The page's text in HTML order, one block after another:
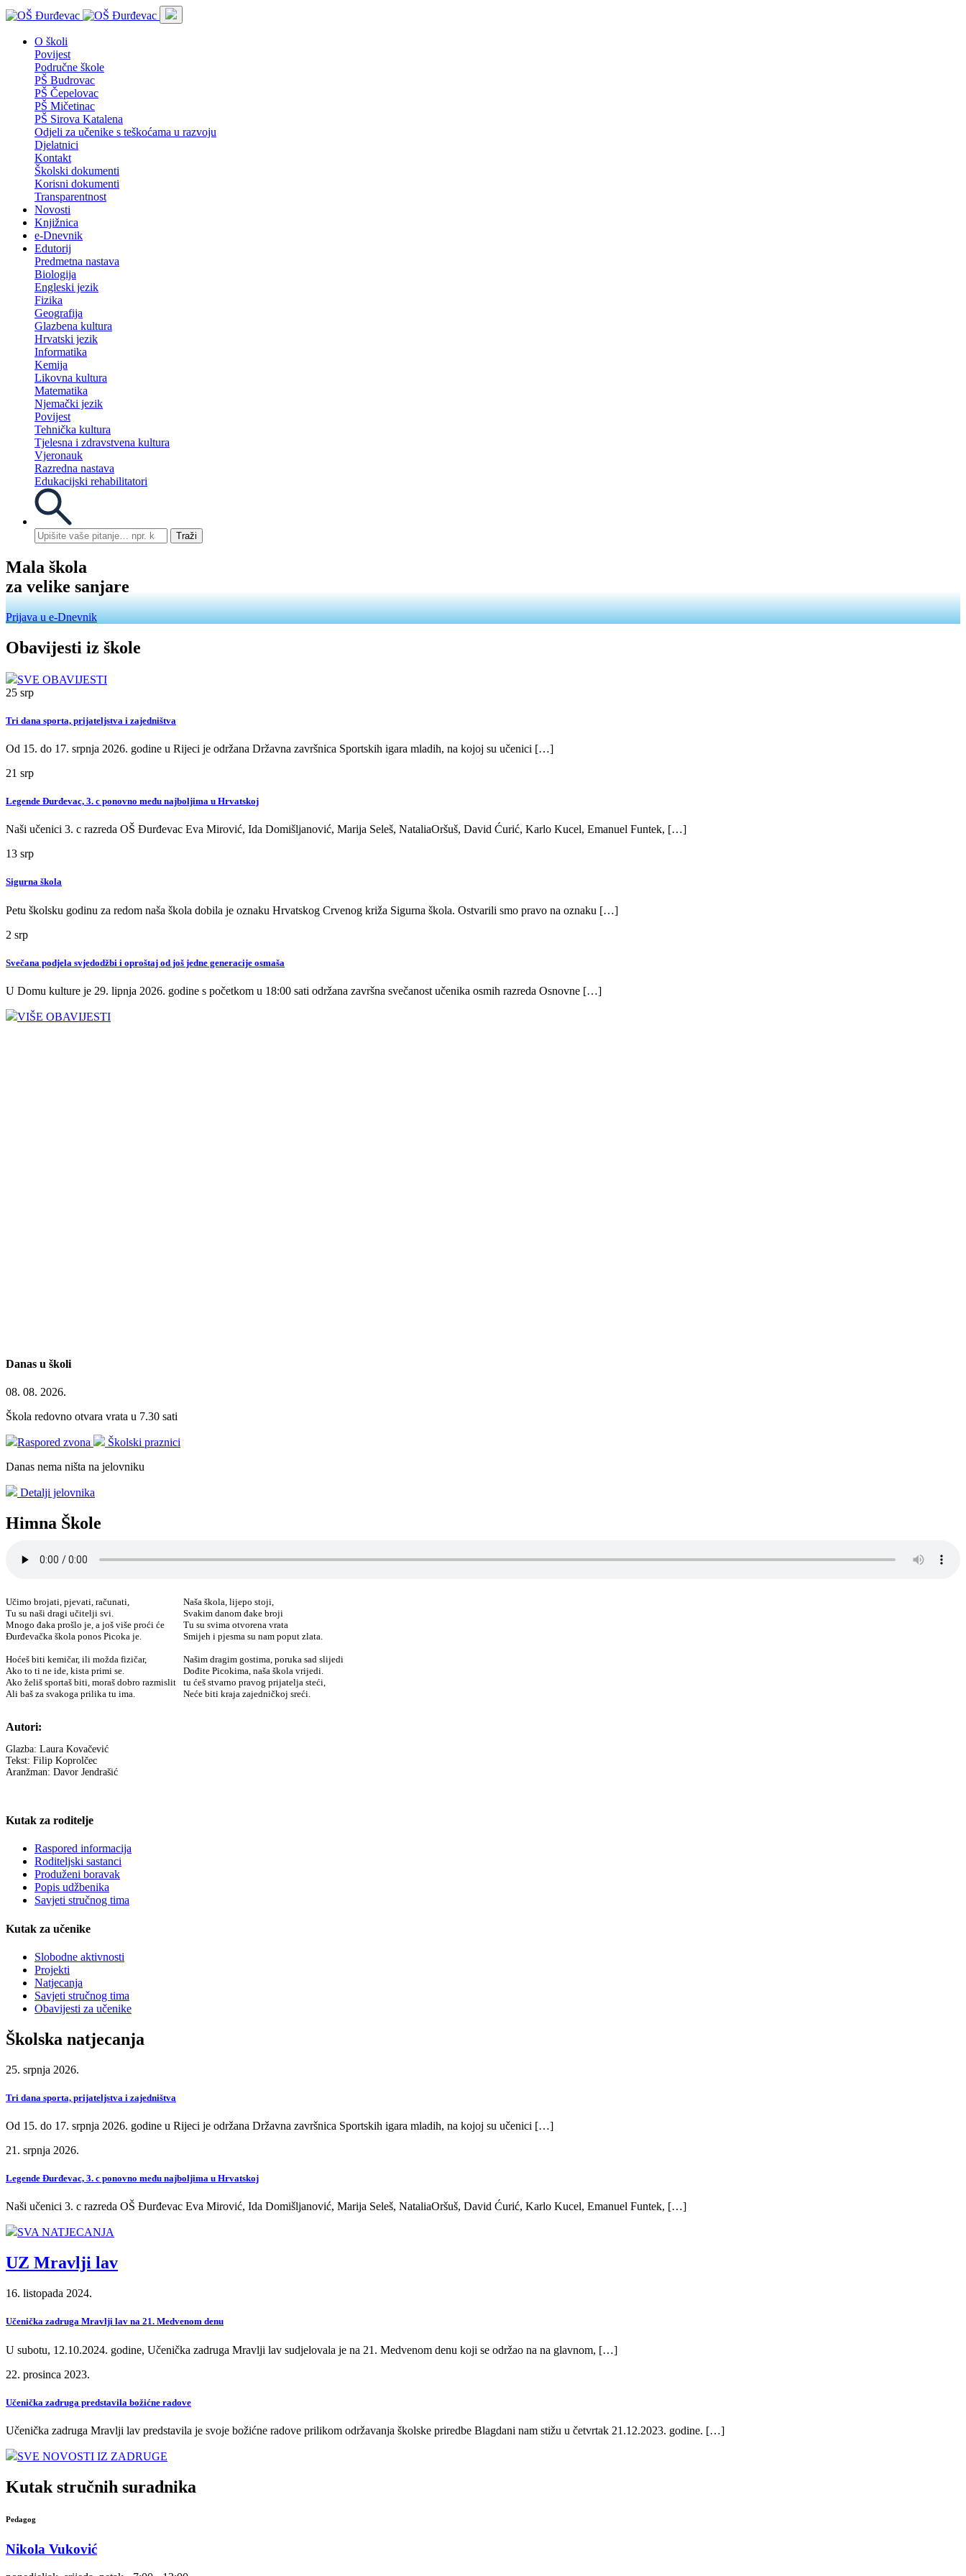
O školi
Povijest
Područne škole
PŠ Budrovac
PŠ Čepelovac
PŠ Mičetinac
PŠ Sirova Katalena
Odjeli za učenike s teškoćama u razvoju
Djelatnici
Kontakt
Školski dokumenti
Korisni dokumenti
Transparentnost
Novosti
Knjižnica
e-Dnevnik
Edutorij
Predmetna nastava
Biologija
Engleski jezik
Fizika
Geografija
Glazbena kultura
Hrvatski jezik
Informatika
Kemija
Likovna kultura
Matematika
Njemački jezik
Povijest
Tehnička kultura
Tjelesna i zdravstvena kultura
Vjeronauk
Razredna nastava
Edukacijski rehabilitatori
Traži
Mala škola
za velike sanjare
Prijava u e-Dnevnik
Obavijesti iz škole
SVE OBAVIJESTI
25 srp
Tri dana sporta, prijateljstva i zajedništva
Od 15. do 17. srpnja 2026. godine u Rijeci je održana Državna završnica Sportskih igara mladih, na kojoj su učenici […]
21 srp
Legende Đurđevac, 3. c ponovno među najboljima u Hrvatskoj
Naši učenici 3. c razreda OŠ Đurđevac Eva Mirović, Ida Domišljanović, Marija Seleš, NataliaOršuš, David Ćurić, Karlo Kucel, Emanuel Funtek, […]
13 srp
Sigurna škola
Petu školsku godinu za redom naša škola dobila je oznaku Hrvatskog Crvenog križa Sigurna škola. Ostvarili smo pravo na oznaku […]
2 srp
Svečana podjela svjedodžbi i oproštaj od još jedne generacije osmaša
U Domu kulture je 29. lipnja 2026. godine s početkom u 18:00 sati održana završna svečanost učenika osmih razreda Osnovne […]
VIŠE OBAVIJESTI
Danas u školi
08. 08. 2026.
Škola redovno otvara vrata u 7.30 sati
Raspored zvona
Školski praznici
Danas nema ništa na jelovniku
Detalji jelovnika
Himna Škole
Učimo brojati, pjevati, računati,
Tu su naši dragi učitelji svi.
Mnogo đaka prošlo je, a još više proći će
Đurđevačka škola ponos Picoka je.
Hoćeš biti kemičar, ili možda fizičar,
Ako to ti ne ide, kista primi se.
Ako želiš sportaš biti, moraš dobro razmislit
Ali baš za svakoga prilika tu ima.
Naša škola, lijepo stoji,
Svakim danom đake broji
Tu su svima otvorena vrata
Smijeh i pjesma su nam poput zlata.
Našim dragim gostima, poruka sad slijedi
Dođite Picokima, naša škola vrijedi.
tu ćeš stvarno pravog prijatelja steći,
Neće biti kraja zajedničkoj sreći.
Autori:
Glazba: Laura Kovačević
Tekst: Filip Koprolčec
Aranžman: Davor Jendrašić
Kutak za roditelje
Raspored informacija
Roditeljski sastanci
Produženi boravak
Popis udžbenika
Savjeti stručnog tima
Kutak za učenike
Slobodne aktivnosti
Projekti
Natjecanja
Savjeti stručnog tima
Obavijesti za učenike
Školska natjecanja
25. srpnja 2026.
Tri dana sporta, prijateljstva i zajedništva
Od 15. do 17. srpnja 2026. godine u Rijeci je održana Državna završnica Sportskih igara mladih, na kojoj su učenici […]
21. srpnja 2026.
Legende Đurđevac, 3. c ponovno među najboljima u Hrvatskoj
Naši učenici 3. c razreda OŠ Đurđevac Eva Mirović, Ida Domišljanović, Marija Seleš, NataliaOršuš, David Ćurić, Karlo Kucel, Emanuel Funtek, […]
SVA NATJECANJA
UZ Mravlji lav
16. listopada 2024.
Učenička zadruga Mravlji lav na 21. Medvenom denu
U subotu, 12.10.2024. godine, Učenička zadruga Mravlji lav sudjelovala je na 21. Medvenom denu koji se održao na na glavnom, […]
22. prosinca 2023.
Učenička zadruga predstavila božićne radove
Učenička zadruga Mravlji lav predstavila je svoje božićne radove prilikom održavanja školske priredbe Blagdani nam stižu u četvrtak 21.12.2023. godine. […]
SVE NOVOSTI IZ ZADRUGE
Kutak stručnih suradnika
Pedagog
Nikola Vuković